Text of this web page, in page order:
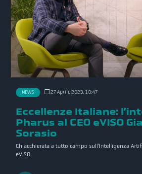
NEWS 27 Aprile 2023, 10:47
Eccellenze Italiane:
Pharus al CEO eVISO
Sorasio
Chiacchierata a tutto campo sull'Intelligenza
eVISO